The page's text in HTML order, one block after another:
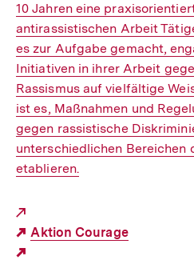
10 Jahren eine
antirassistischen Arbeit
es zur Aufgabe gemacht,
Initiativen in ihrer Arbeit
Rassismus auf vielfältige
ist es, Maßnahmen und
gegen rassistische
unterschiedlichen Bereichen
etablieren.
Aktion Courage